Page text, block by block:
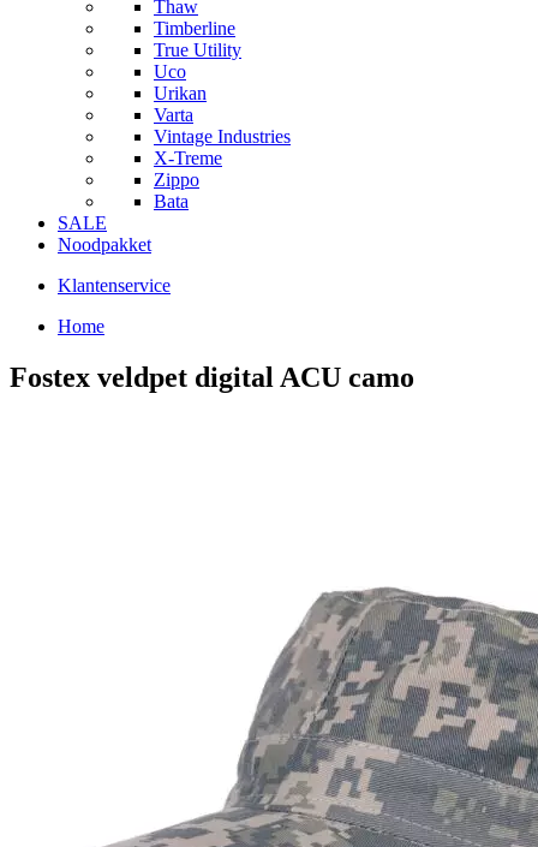
Thaw
Timberline
True Utility
Uco
Urikan
Varta
Vintage Industries
X-Treme
Zippo
Bata
SALE
Noodpakket
Klantenservice
Home
Fostex veldpet digital ACU camo